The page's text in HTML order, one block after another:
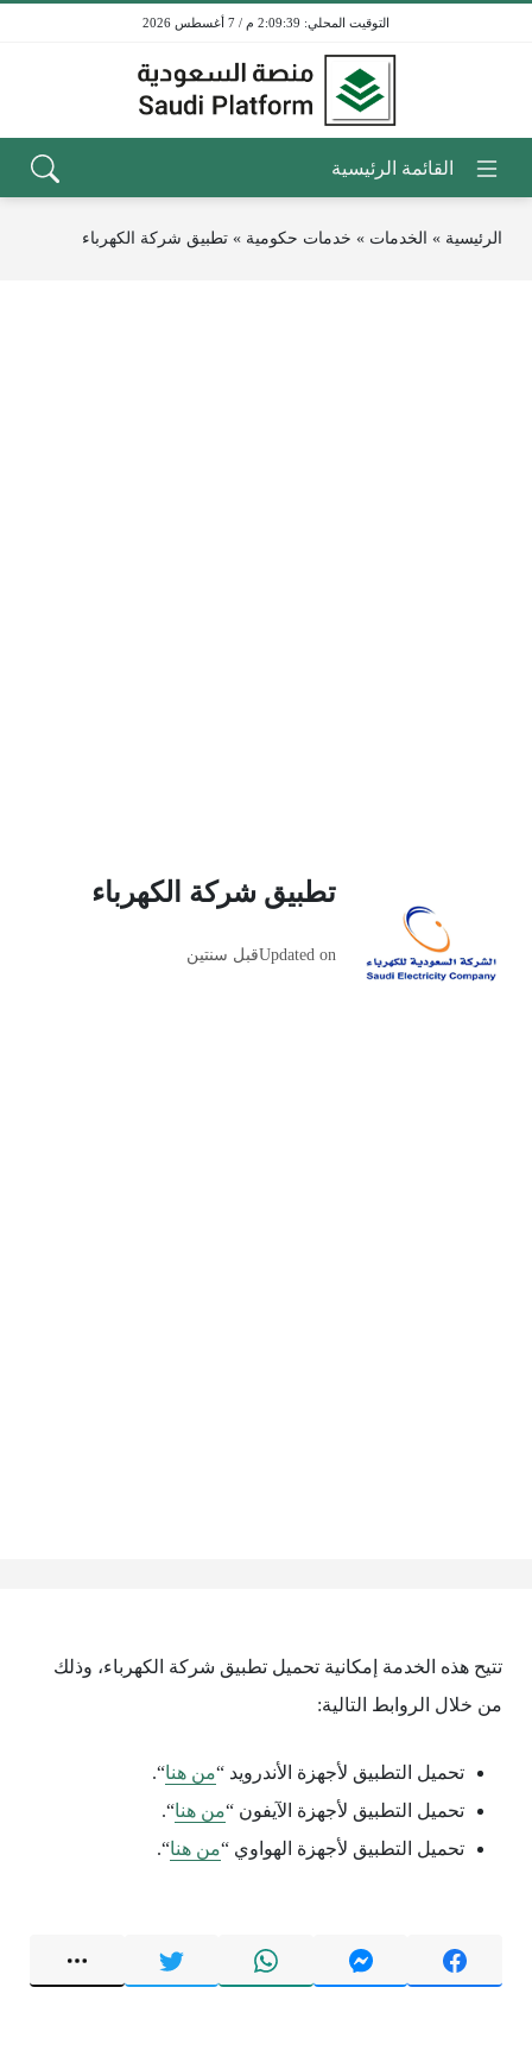
2:09:39 م / 7 أغسطس 2026
الرئيسية » الخدمات » خدمات حكومية » تطبيق شركة الكهرباء
تطبيق شركة الكهرباء
Updated onقبل سنتين
تتيح هذه الخدمة إمكانية تحميل تطبيق شركة الكهرباء، وذلك
من خلال الروابط التالية:
تحميل التطبيق لأجهزة الأندرويد “من هنا“.
تحميل التطبيق لأجهزة الآيفون “من هنا“.
تحميل التطبيق لأجهزة الهواوي “من هنا“.